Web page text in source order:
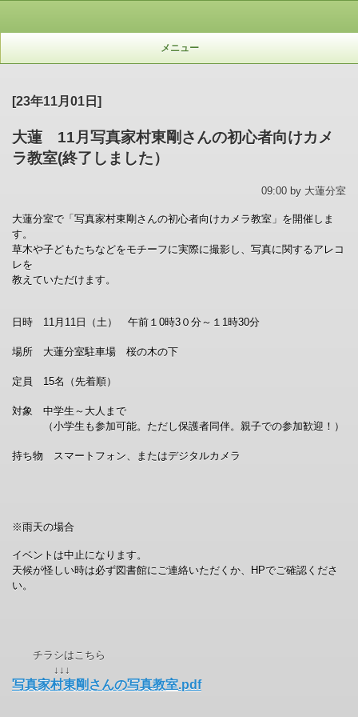
メニュー
[23年11月01日]
大蓮 11月写真家村東剛さんの初心者向けカメ
ラ教室(終了しました）
09:00 by 大蓮分室
大蓮分室で「写真家村東剛さんの初心者向けカメラ教室」を開催しま
す。
草木や子どもたちなどをモチーフに実際に撮影し、写真に関するアレコ
レを
教えていただけます。
日時 11月11日（土） 午前１0時3０分～１1時30分
場所 大蓮分室駐車場 桜の木の下
定員 15名（先着順）
対象 中学生～大人まで
（小学生も参加可能。ただし保護者同伴。親子での参加歓迎！）
持ち物 スマートフォン、またはデジタルカメラ
※雨天の場合
イベントは中止になります。
天候が怪しい時は必ず図書館にご連絡いただくか、HPでご確認くださ
い。
チラシはこちら
↓↓↓
写真家村東剛さんの写真教室.pdf